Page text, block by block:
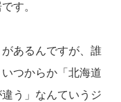
す。
あるんですが、誰
つからか「北海道
う」なんていうジ